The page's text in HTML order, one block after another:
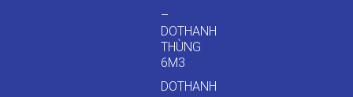
–
DOTHANH
THÙNG
6M3
DOTHANH